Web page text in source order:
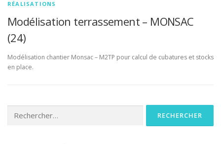
RÉALISATIONS
Modélisation terrassement – MONSAC
(24)
Modélisation chantier Monsac – M2TP pour calcul de cubatures et stocks
en place.